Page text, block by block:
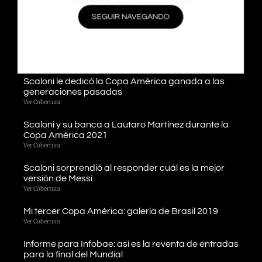
juego en el debut de la Copa América 2021
Scaloni le dedicó la Copa América ganada a las
generaciones pasadas
Ver Cobertura
Scaloni y su banca a Lautaro Martínez durante la
Copa América 2021
Ver Cobertura
Scaloni sorprendió al responder cuál es la mejor
versión de Messi
Ver Cobertura
Mi tercer Copa América: galería de Brasil 2019
Ver Cobertura
Informe para Infobae: así es la reventa de entradas
para la final del Mundial
SEGUIR NAVEGANDO